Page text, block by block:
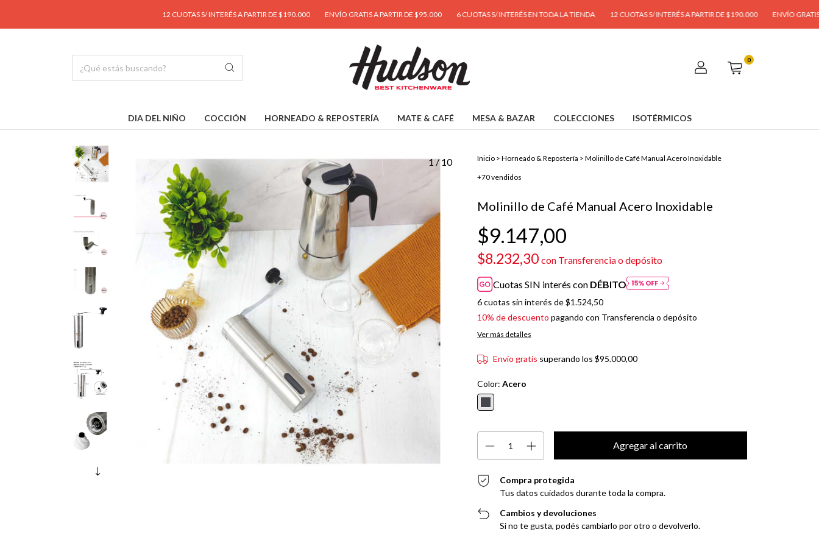
12 CUOTAS S/ INTERÉS A PARTIR DE $190.000 ENVÍO GRATIS A PARTIR DE $95.000 6 CUOTAS S/ INTERÉS EN TODA LA TIENDA 12 CUOTAS S/ INTERÉS A PARTIR DE $190.000 ENVÍO GRATIS A PARTIR
0
DIA DEL NIÑO COCCIÓN HORNEADO & REPOSTERÍA MATE & CAFÉ MESA & BAZAR COLECCIONES ISOTÉRMICOS
1/10 Inicio > Horneado & Repostería > Molinillo de Café Manual Acero Inoxidable
+70 vendidos
Molinillo de Café Manual Acero Inoxidable
$9.147,00
$8.232,30 con Transferencia o depósito
Cuotas SIN interés con DÉBITO
6cuotas sin interés de$1.524,50
10% de descuento pagando con Transferencia o depósito
Ver más detalles
Envío gratis superando los$95.000,00
Color: Acero
Compra protegida
Tus datos cuidados durante toda la compra.
Cambios y devoluciones
Si no te gusta, podés cambiarlo por otro o devolverlo.